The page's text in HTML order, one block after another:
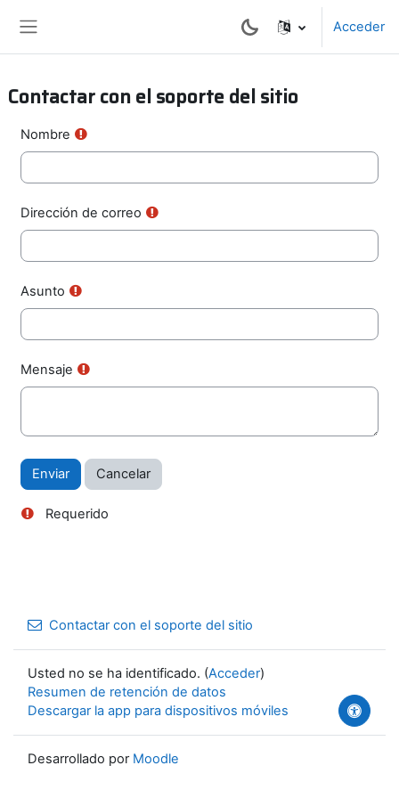
Acceder
Contactar con el soporte del sitio
Nombre
Dirección de correo
Asunto
Mensaje
Requerido
Contactar con el soporte del sitio
Usted no se ha identificado. (Acceder)
Resumen de retención de datos
Descargar la app para dispositivos móviles
Desarrollado por Moodle